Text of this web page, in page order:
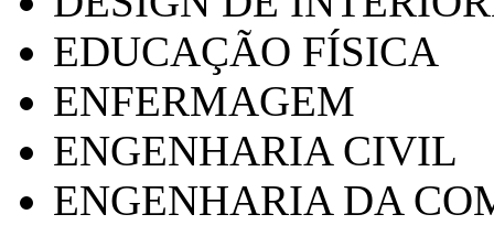
EDUCAÇÃO FÍSICA
ENFERMAGEM
ENGENHARIA CIVIL
ENGENHARIA DA